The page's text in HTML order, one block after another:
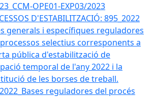
OPE01-EXP03/2023
D'ESTABILITZACIÓ: 895_2022
generals i específiques reguladores
selectius corresponents a
pública d'estabilització de
temporal de l'any 2022 i la
de les borses de treball.
reguladores del procés